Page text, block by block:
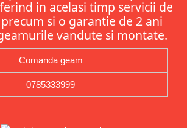
in acelasi timp servicii de
si o garantie de 2 ani
vandute si montate.
Comanda geam
0785333999